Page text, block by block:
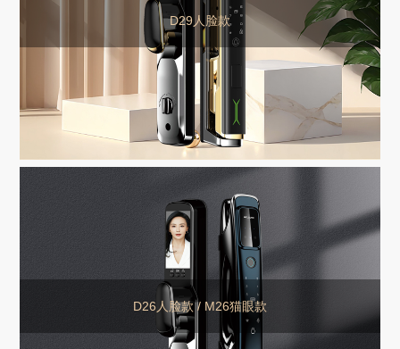
D29人脸款
D26人脸款 / M26猫眼款